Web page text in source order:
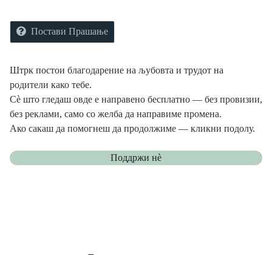
f
5
Постави Прашање
Штрк постои благодарение на љубовта и трудот на
родители како тебе.
Сè што гледаш овде е направено бесплатно — без провизии,
без реклами, само со желба да направиме промена.
Ако сакаш да помогнеш да продолжиме — кликни подолу.
Поддржи нѐ